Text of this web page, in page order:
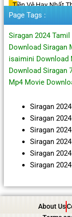
Tiền Vệ Hay Nhất
Page Tags :
Siragan 2024
Download Siragan
isaimini Download
Download Siragan
Mp4 Movie
Siragan
Siragan
Siragan
Siragan
Siragan
Siragan
About Us